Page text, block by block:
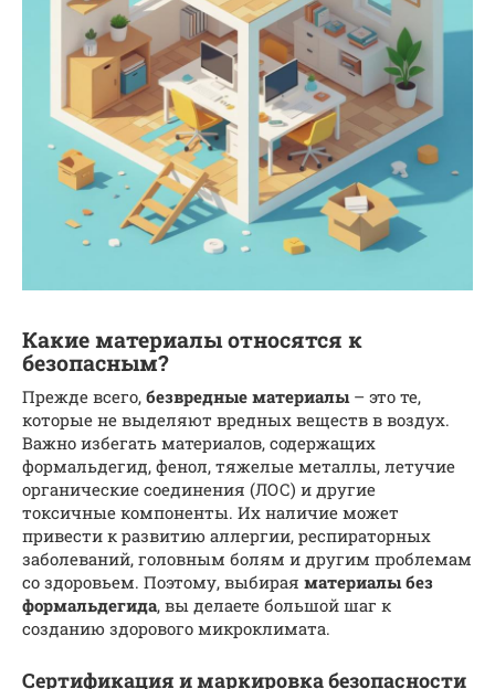
Какие материалы относятся к
безопасным?
Прежде всего, безвредные материалы– это те,
которые не выделяют вредных веществ в воздух.
Важно избегать материалов, содержащих
формальдегид, фенол, тяжелые металлы, летучие
органические соединения (ЛОС) и другие
токсичные компоненты. Их наличие может
привести к развитию аллергии, респираторных
заболеваний, головным болям и другим проблемам
со здоровьем. Поэтому, выбирая материалы без
формальдегида, вы делаете большой шаг к
созданию здорового микроклимата.
Сертификация и маркировка безопасности